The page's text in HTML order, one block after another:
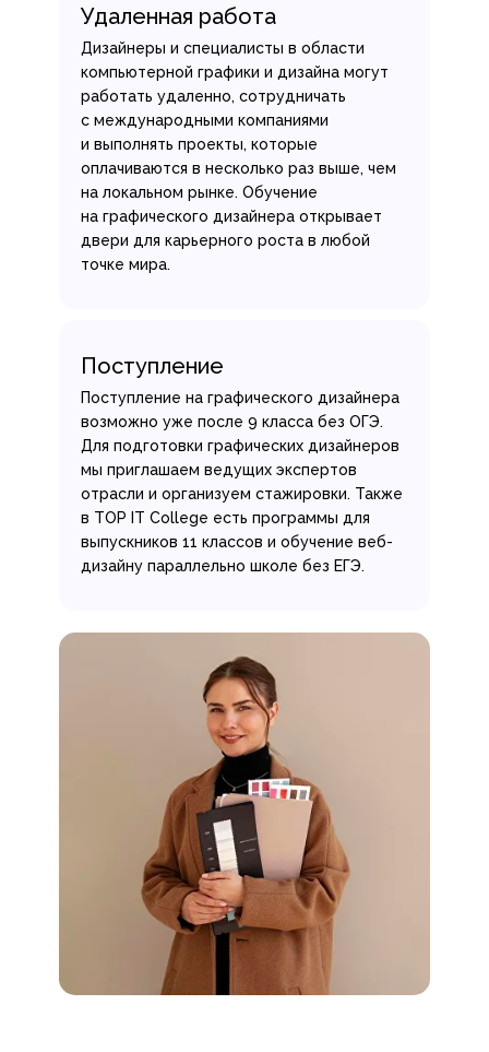
Удаленная работа
Дизайнеры и специалисты в области
компьютерной графики и дизайна могут
работать удаленно, сотрудничать
с международными компаниями
и выполнять проекты, которые
оплачиваются в несколько раз выше, чем
на локальном рынке. Обучение
на графического дизайнера открывает
двери для карьерного роста в любой
точке мира.
Поступление
Поступление на графического дизайнера
возможно уже после 9 класса без ОГЭ.
Для подготовки графических дизайнеров
мы приглашаем ведущих экспертов
отрасли и организуем стажировки. Также
в TOP IT College есть программы для
выпускников 11 классов и обучение веб-
дизайну параллельно школе без ЕГЭ.